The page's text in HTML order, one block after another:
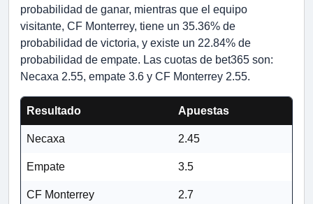
probabilidad de ganar, mientras que el equipo
visitante, CF Monterrey, tiene un 35.36% de
probabilidad de victoria, y existe un 22.84% de
probabilidad de empate. Las cuotas de bet365 son:
Necaxa 2.55, empate 3.6 y CF Monterrey 2.55.
Resultado Apuestas
Necaxa 2.45
Empate 3.5
CF Monterrey 2.7